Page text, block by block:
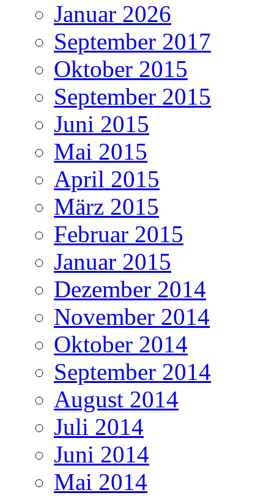
Januar 2026
September 2017
Oktober 2015
September 2015
Juni 2015
Mai 2015
April 2015
März 2015
Februar 2015
Januar 2015
Dezember 2014
November 2014
Oktober 2014
September 2014
August 2014
Juli 2014
Juni 2014
Mai 2014